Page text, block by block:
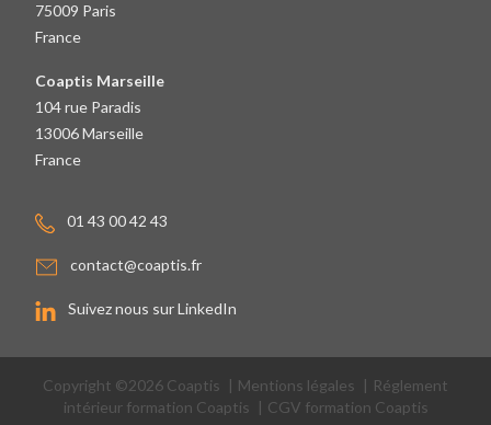
75009 Paris
France
Coaptis Marseille
104 rue Paradis
13006 Marseille
France
01 43 00 42 43
contact@coaptis.fr
Suivez nous sur LinkedIn
Copyright ©2026 Coaptis | Mentions légales | Réglement
intérieur formation Coaptis | CGV formation Coaptis